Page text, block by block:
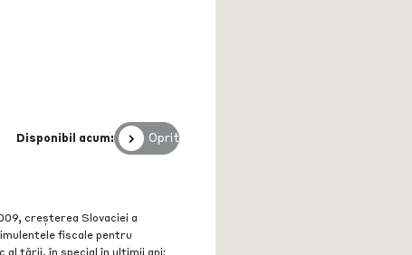
Disponibil acum: Oprit
creșterea Slovaciei a
fiscale pentru
țării, în special în ultimii ani: